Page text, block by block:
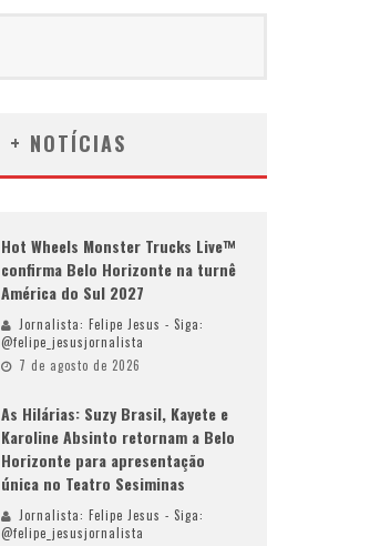
+ NOTÍCIAS
Hot Wheels Monster Trucks Live™
confirma Belo Horizonte na turnê
América do Sul 2027
Jornalista: Felipe Jesus - Siga:
@felipe_jesusjornalista
7 de agosto de 2026
As Hilárias: Suzy Brasil, Kayete e
Karoline Absinto retornam a Belo
Horizonte para apresentação
única no Teatro Sesiminas
Jornalista: Felipe Jesus - Siga:
@felipe_jesusjornalista